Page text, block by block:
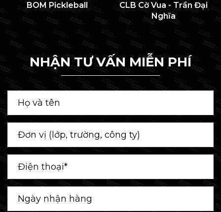
BOM Pickleball
CLB Cờ Vua - Trần Đại
Nghĩa
NHẬN TƯ VẤN MIỄN PHÍ